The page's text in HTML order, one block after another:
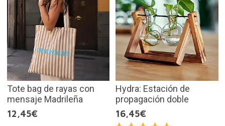
Tote bag de rayas con
mensaje Madrileña
12,45€
Hydra: Estación de
propagación doble
16,45€